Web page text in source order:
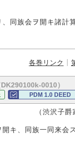
同族会ヲ開キ諸計
各巻リンク
DK290100k-0010）
PDM 1.0 DEED
（渋沢子爵家
キ、同族一同来会